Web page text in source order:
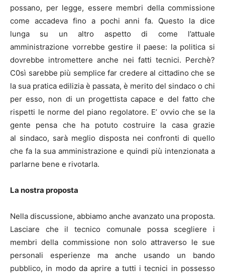
possano, per legge, essere membri della commissione
come accadeva fino a pochi anni fa. Questo la dice
lunga su un altro aspetto di come l’attuale
amministrazione vorrebbe gestire il paese: la politica si
dovrebbe intromettere anche nei fatti tecnici. Perchè?
C0sì sarebbe più semplice far credere al cittadino che se
la sua pratica edilizia è passata, è merito del sindaco o chi
per esso, non di un progettista capace e del fatto che
rispetti le norme del piano regolatore. E’ ovvio che se la
gente pensa che ha potuto costruire la casa grazie
al sindaco, sarà meglio disposta nei confronti di quello
che fa la sua amministrazione e quindi più intenzionata a
parlarne bene e rivotarla.
La nostra proposta
Nella discussione, abbiamo anche avanzato una proposta.
Lasciare che il tecnico comunale possa scegliere i
membri della commissione non solo attraverso le sue
personali esperienze ma anche usando un bando
pubblico, in modo da aprire a tutti i tecnici in possesso